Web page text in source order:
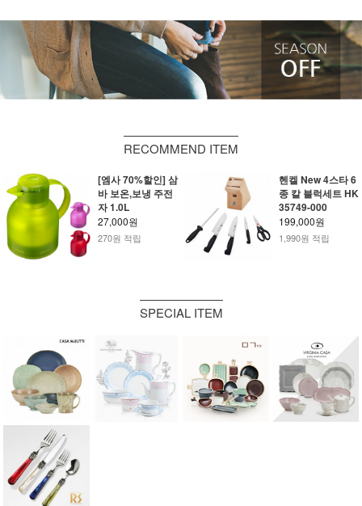
RECOMMEND ITEM
[엠사 70%할인] 삼
바 보온,보냉 주전
자 1.0L
27,000원
270원 적립
헨켈 New 4스타 6
종 칼 블럭세트 HK
35749-000
199,000원
1,990원 적립
SPECIAL ITEM